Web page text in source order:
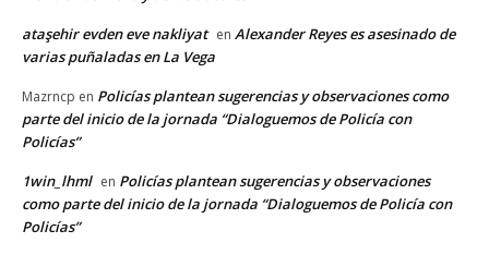
ataşehir evden eve nakliyat en Alexander Reyes es asesinado de
varias puñaladas en La Vega
Mazrncp en Policías plantean sugerencias y observaciones como
parte del inicio de la jornada “Dialoguemos de Policía con
Policías”
1win_lhml en Policías plantean sugerencias y observaciones
como parte del inicio de la jornada “Dialoguemos de Policía con
Policías”